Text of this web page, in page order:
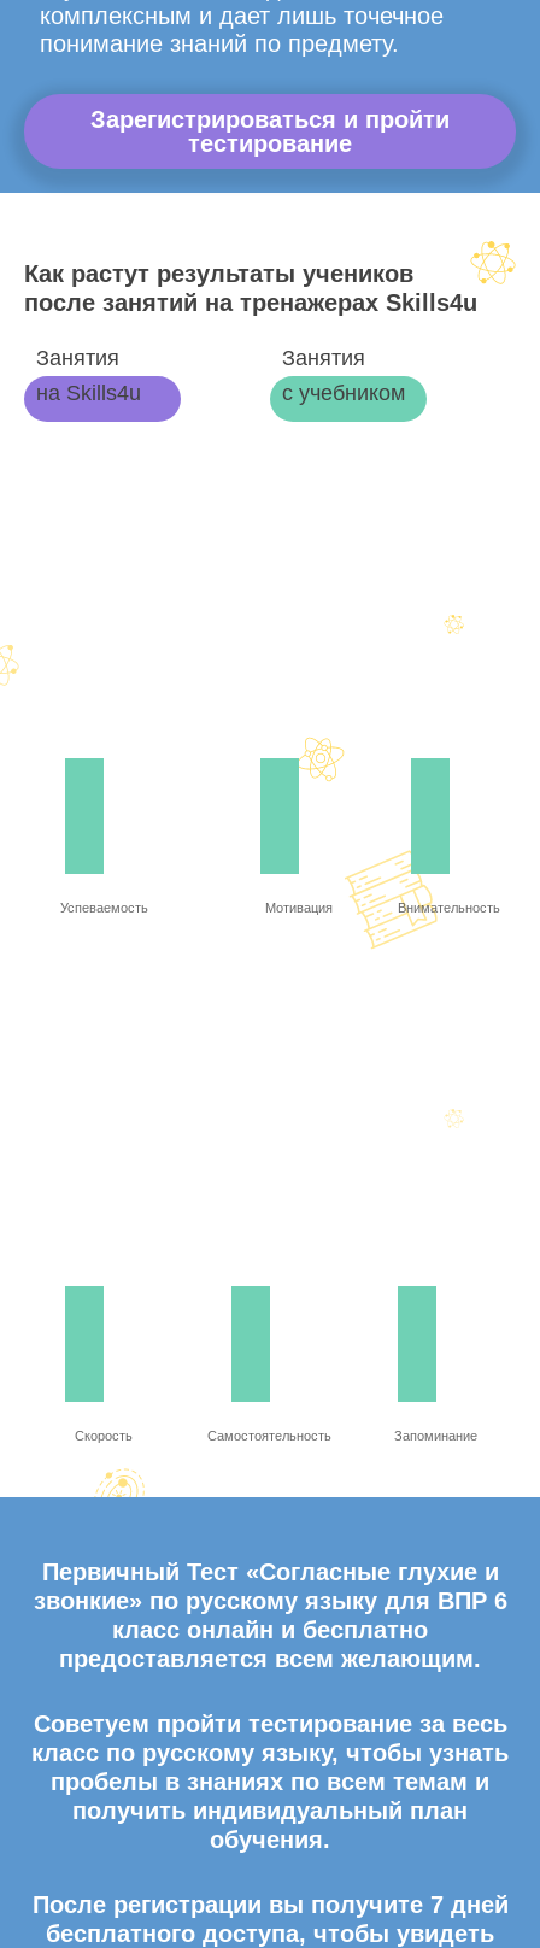
комплексным и дает лишь точечное
понимание знаний по предмету.
Зарегистрироваться и пройти
тестирование
Как растут результаты учеников
после занятий на тренажерах Skills4u
Занятия
на Skills4u
Занятия
с учебником
Успеваемость Мотивация Внимательность
Скорость Самостоятельность Запоминание
Первичный Тест «Согласные глухие и
звонкие» по русскому языку для ВПР 6
класс онлайн и бесплатно
предоставляется всем желающим.
Советуем пройти тестирование за весь
класс по русскому языку, чтобы узнать
пробелы в знаниях по всем темам и
получить индивидуальный план
обучения.
После регистрации вы получите 7 дней
бесплатного доступа, чтобы увидеть